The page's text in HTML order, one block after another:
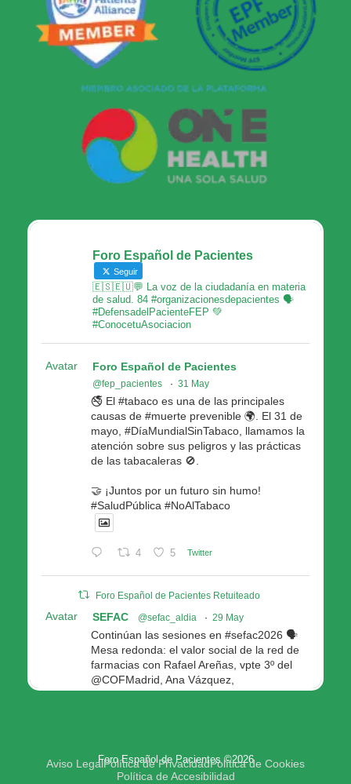
Foro Español de Pacientes
Seguir
🇪🇸🇪🇺💬 La voz de la ciudadanía en materia
de salud. 84 #organizacionesdepacientes 🗣
#DefensadelPacienteFEP 💚
#ConocetuAsociacion
Avatar Foro Español de Pacientes
@fep_pacientes · 31 May
🚭 El #tabaco es una de las principales
causas de #muerte prevenible 🌍. El 31 de
mayo, #DíaMundialSinTabaco, llamamos la
atención sobre sus peligros y las prácticas
de las tabacaleras 🚫.
🤝 ¡Juntos por un futuro sin humo!
#SaludPública #NoAlTabaco
4 5 Twitter
Foro Español de Pacientes Retuiteado
Avatar SEFAC @sefac_aldia · 29 May
Continúan las sesiones en #sefac2026 🗣️
Mesa redonda: el valor social de la red de
farmacias con Rafael Areñas, vpte 3º del
@COFMadrid, Ana Vázquez,
@fep_pacientes Galicia, Antón Acevedo, d
4 4 Twitter
Foro Español de Pacientes ©2026
Aviso LegalPolítica de PrivacidadPolítica de Cookies
Política de Accesibilidad